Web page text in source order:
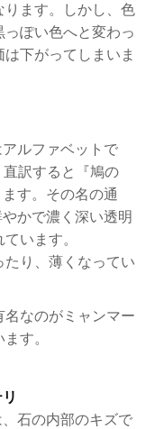
ります。しかし、色
ぽい色へと変わっ
下がってしまいま
ルファベットで
訳すると『鳩の
す。その名の通
かで濃く深い透明
ています。
たり、薄くなってい
名なのがミャンマー
す。
石の内部のキズで